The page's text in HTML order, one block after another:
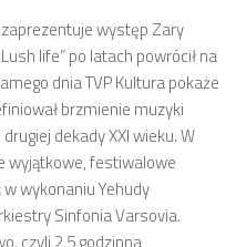
zaprezentuje występ Zary
life” po latach powrócił na
dnia TVP Kultura pokaże
brzmienie muzyki
dekady XXI wieku. W
wyjątkowe, festiwalowe
wykonaniu Yehudy
Sinfonia Varsovia.